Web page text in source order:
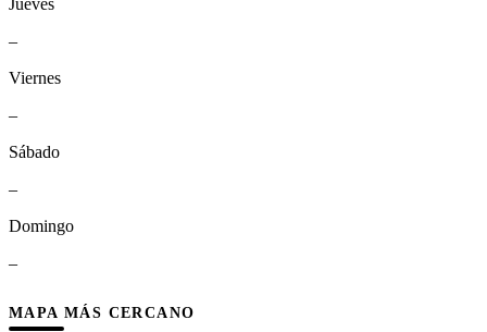
Jueves
–
Viernes
–
Sábado
–
Domingo
–
MAPA MÁS CERCANO